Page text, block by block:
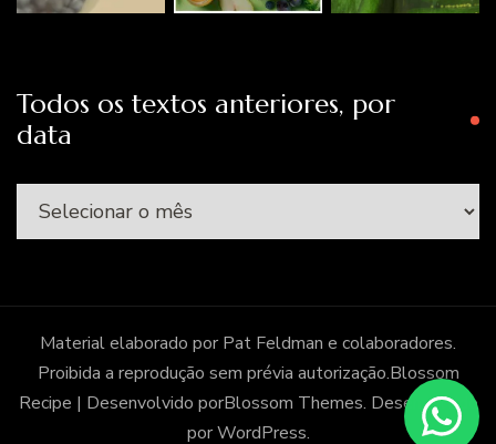
Todos os textos anteriores, por
data
Todos
os
anteriores,
por
data
Material elaborado por Pat Feldman e colaboradores.
Proibida a reprodução sem prévia autorização.Blossom
Recipe | Desenvolvido porBlossom Themes. Desenvolvido
porWordPress.